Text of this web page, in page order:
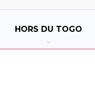
HORS DU TOGO